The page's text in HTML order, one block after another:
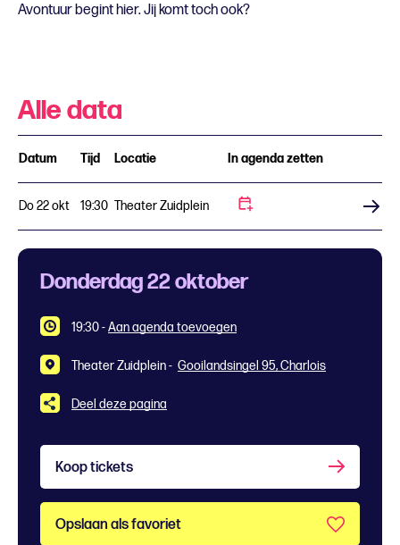
Avontuur begint hier. Jij komt toch ook?
Alle data
Datum Tijd Locatie In agenda zetten
Do 22 okt 19:30 Theater Zuidplein
Donderdag 22 oktober
19:30-Aan agenda toevoegen
Theater Zuidplein - Gooilandsingel 95, Charlois
Deel deze pagina
Koop tickets
Opslaan als favoriet